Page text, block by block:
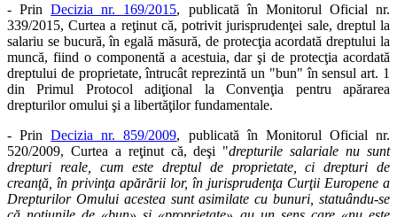
- PrinDecizia nr. 169/2015, publicată în Monitorul Oficial nr.
339/2015, Curtea a reţinut că, potrivit jurisprudenţei sale, dreptul la
salariu se bucură, în egală măsură, de protecţia acordată dreptului la
muncă, fiind o componentă a acestuia, dar şi de protecţia acordată
dreptului de proprietate, întrucât reprezintă un "bun" în sensul art. 1
din Primul Protocol adiţional la Convenţia pentru apărarea
drepturilor omului şi a libertăţilor fundamentale.
- PrinDecizia nr. 859/2009, publicată în Monitorul Oficial nr.
520/2009, Curtea a reţinut că, deşi "drepturile salariale nu sunt
drepturi reale, cum este dreptul de proprietate, ci drepturi de
creanţă, în privinţa apărării lor, în jurisprudenţa Curţii Europene a
Drepturilor Omului acestea sunt asimilate cu bunuri, statuându-se